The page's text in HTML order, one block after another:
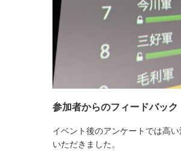
参加者からのフィードバック
イベント後のアンケートでは高
いただきました。